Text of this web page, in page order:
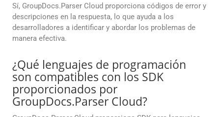
Sí, GroupDocs.Parser Cloud proporciona códigos de error y
descripciones en la respuesta, lo que ayuda a los
desarrolladores a identificar y abordar los problemas de
manera efectiva.
¿Qué lenguajes de programación
son compatibles con los SDK
proporcionados por
GroupDocs.Parser Cloud?